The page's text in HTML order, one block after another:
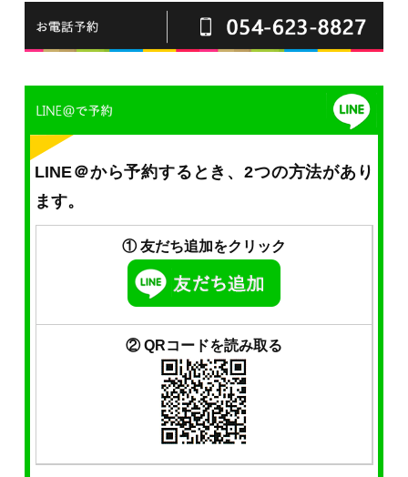
LINE＠から予約するとき、2つの方法があり
ます。
① 友だち追加をクリック
② QRコードを読み取る